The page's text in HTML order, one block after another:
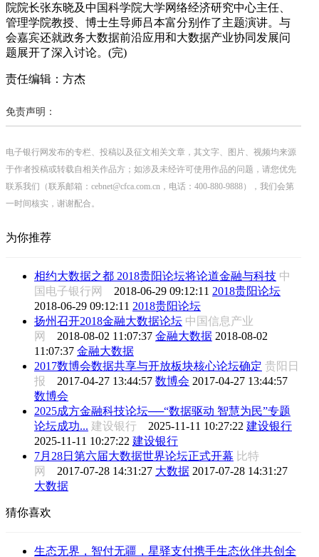
院院长张东晓及中国科学院大学网络经济研究中心主任、
管理学院教授、博士生导师吕本富分别作了主题演讲。与
会嘉宾还就政务大数据前沿应用和大数据产业协同发展问
题展开了深入讨论。(完)
责任编辑：方杰
免责声明：
电子银行网发布的专栏、投稿以及征文相关文章，其文字、图片、视频均来源
于作者投稿或转载自相关作品方；如涉及未经许可使用作品的问题，请您优先
联系我们（联系邮箱：cebnet@cfca.com.cn，电话：400-880-9888），我们会第
一时间核实，谢谢配合。
为你推荐
相约大数据之都 2018贵阳论坛将论道金融与科技 中
国电子银行网 2018-06-29 09:12:11 2018贵阳论坛
2018-06-29 09:12:11 2018贵阳论坛
扬州召开2018金融大数据论坛 中国信息产业
网 2018-08-02 11:07:37 金融大数据 2018-08-02
11:07:37 金融大数据
2017数博会数据共享与开放板块核心论坛确定 贵阳日
报 2017-04-27 13:44:57 数博会 2017-04-27 13:44:57
数博会
2025成方金融科技论坛──“数据驱动 智慧为民”专题
论坛成功... 建设银行 2025-11-11 10:27:22 建设银行
2025-11-11 10:27:22 建设银行
7月28日第六届大数据世界论坛正式开幕 比特
网 2017-07-28 14:31:27 大数据 2017-07-28 14:31:27
大数据
猜你喜欢
生态无界，智付无疆，星驿支付携手生态伙伴共创全